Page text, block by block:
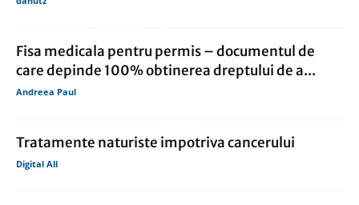
Fisa medicala pentru permis – documentul de
care depinde 100% obtinerea dreptului de a...
Andreea Paul
Tratamente naturiste impotriva cancerului
Digital All